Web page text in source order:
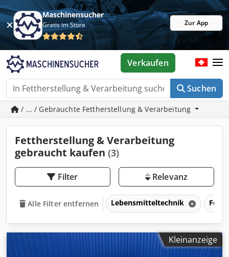
Maschinensucher
Gratis im Store Zur App
Suchen
Verkaufen
/ ... / Gebrauchte Fettherstellung & Verarbeitung
Fettherstellung & Verarbeitung
gebraucht kaufen (3)
Filter Relevanz
Alle Filter entfernen Lebensmitteltechnik
Kleinanzeige